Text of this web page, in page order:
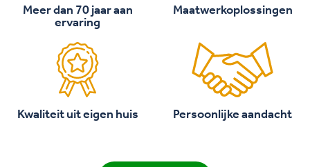
Meer dan 70 jaar aan
ervaring
Maatwerkoplossingen
Kwaliteit uit eigen huis Persoonlijke aandacht